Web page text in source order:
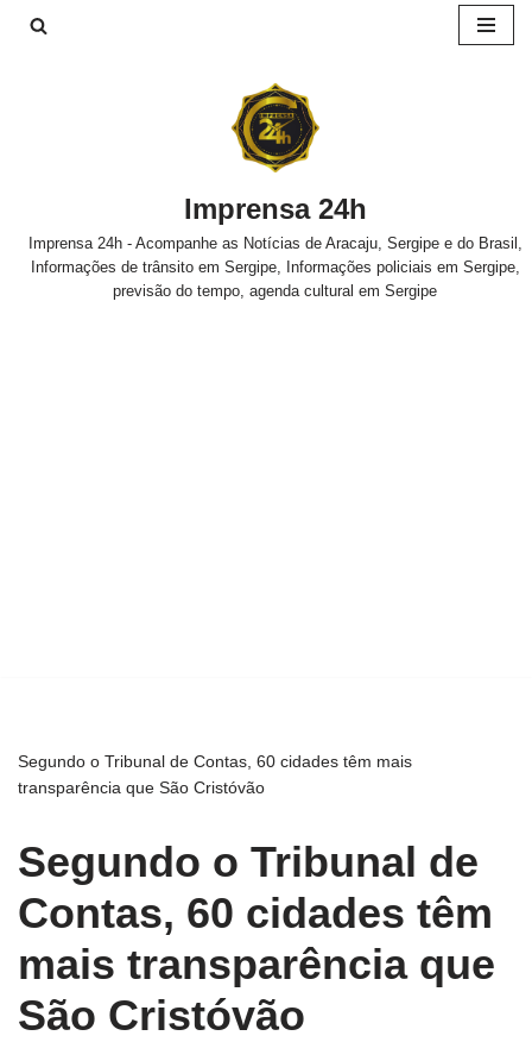
Imprensa 24h
Imprensa 24h - Acompanhe as Notícias de Aracaju, Sergipe e do Brasil,
Informações de trânsito em Sergipe, Informações policiais em Sergipe,
previsão do tempo, agenda cultural em Sergipe
Segundo o Tribunal de Contas, 60 cidades têm mais
transparência que São Cristóvão
Segundo o Tribunal de
Contas, 60 cidades têm
mais transparência que
São Cristóvão